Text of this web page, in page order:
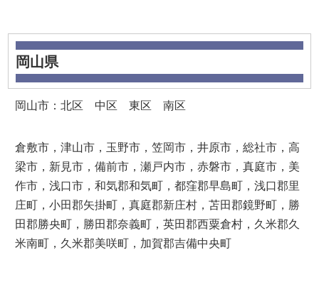
岡山県
岡山市：北区 中区 東区 南区
倉敷市，津山市，玉野市，笠岡市，井原市，総社市，高
梁市，新見市，備前市，瀬戸内市，赤磐市，真庭市，美
作市，浅口市，和気郡和気町，都窪郡早島町，浅口郡里
庄町，小田郡矢掛町，真庭郡新庄村，苫田郡鏡野町，勝
田郡勝央町，勝田郡奈義町，英田郡西粟倉村，久米郡久
米南町，久米郡美咲町，加賀郡吉備中央町